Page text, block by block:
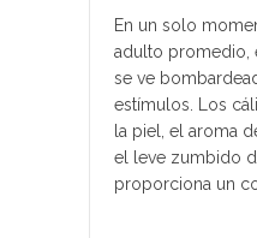
En un solo
adulto promedio,
se ve
estímulos. Los
la piel, el aroma
el leve zumbido
proporciona un